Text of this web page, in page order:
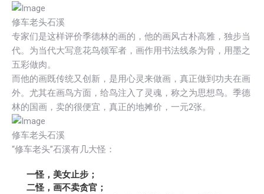
修车老头石溪
专家们是这样评价季德林的画的，他的画风古朴高雅，独步当
代。为当代大写意花鸟领军者，画作用书法线条为骨，用墨之
五彩做肉。
而他的画既传统又创新，是用心灵来做画，真正做到功夫在画
外。尤其在画鸟方面，给鸟注入了灵魂，称之为思想鸟。季德
林的国画，卖的很便宜，真正的地摊价，一元2张。
修车老头石溪
“修车老头”石溪有几大怪：
一怪，美女止步；
二怪，画不卖贪官；